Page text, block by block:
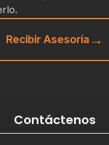
Recibir Asesoría
Contáctenos